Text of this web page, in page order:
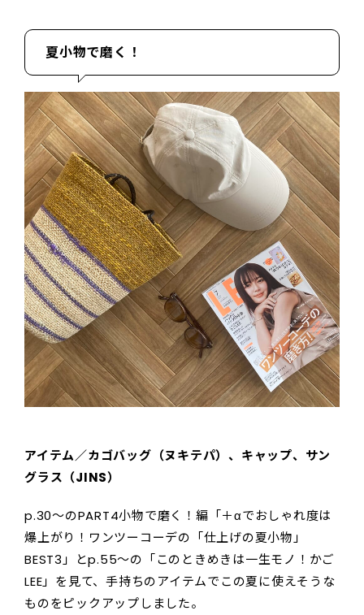
夏小物で磨く！
アイテム／カゴバッグ（ヌキテパ）、キャップ、サン
グラス（JINS）
p.30〜のPART4小物で磨く！編「＋αでおしゃれ度は
爆上がり！ワンツーコーデの「仕上げの夏小物」
BEST3」とp.55〜の「このときめきは一生モノ！かご
LEE」を見て、手持ちのアイテムでこの夏に使えそうな
ものをピックアップしました。